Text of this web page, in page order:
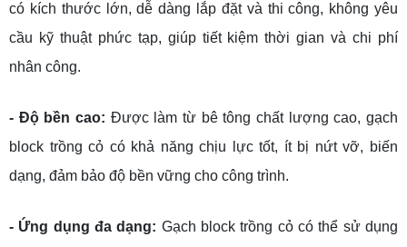
có kích thước lớn, dễ dàng lắp đặt và thi công, không yêu
cầu kỹ thuật phức tạp, giúp tiết kiệm thời gian và chi phí
nhân công.
- Độ bền cao: Được làm từ bê tông chất lượng cao, gạch
block trồng cỏ có khả năng chịu lực tốt, ít bị nứt vỡ, biến
dạng, đảm bảo độ bền vững cho công trình.
- Ứng dụng đa dạng: Gạch block trồng cỏ có thể sử dụng